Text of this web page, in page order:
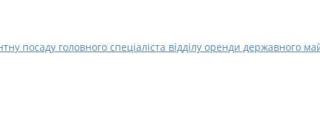
посаду головного спеціаліста відділу оренди державного